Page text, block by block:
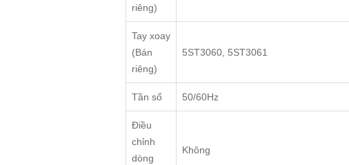
riêng)
Tay xoay
(Bán
riêng)
5ST3060, 5ST3061
Tần số 50/60Hz
Điều
chỉnh
dòng
Không